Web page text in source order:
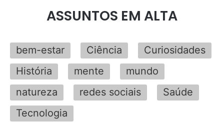
ASSUNTOS EM ALTA
bem-estar Ciência
Curiosidades
História
mente
mundo
natureza
redes sociais
Saúde
Tecnologia